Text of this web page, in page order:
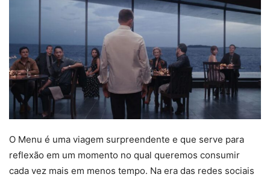
O Menu é uma viagem surpreendente e que serve para
reflexão em um momento no qual queremos consumir
cada vez mais em menos tempo. Na era das redes sociais